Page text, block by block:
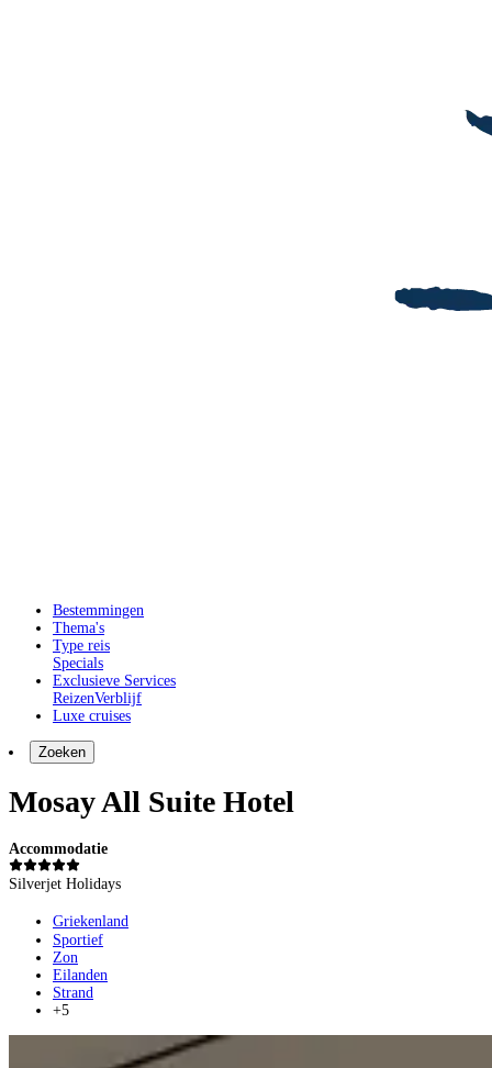
Bestemmingen
Thema's
Type reis
Specials
Exclusieve Services
ReizenVerblijf
Luxe cruises
Zoeken
Mosay All Suite Hotel
Accommodatie
Silverjet Holidays
Griekenland
Sportief
Zon
Eilanden
Strand
+5